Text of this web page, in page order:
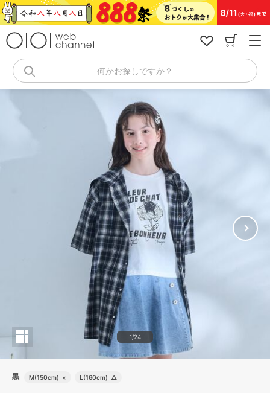
コ
ン
キ
何かお探しですか？
1/24
黒 M(150cm) × L(160cm) △